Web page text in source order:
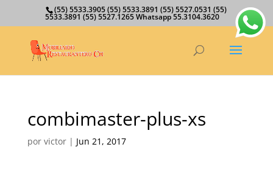
(55) 5533.3905 (55) 5533.3891 (55) 5527.0531 (55)
5533.3891 (55) 5527.1265 Whatsapp 55.3104.3620
combimaster-plus-xs
por victor| Jun 21, 2017